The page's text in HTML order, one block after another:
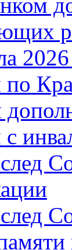
по
с